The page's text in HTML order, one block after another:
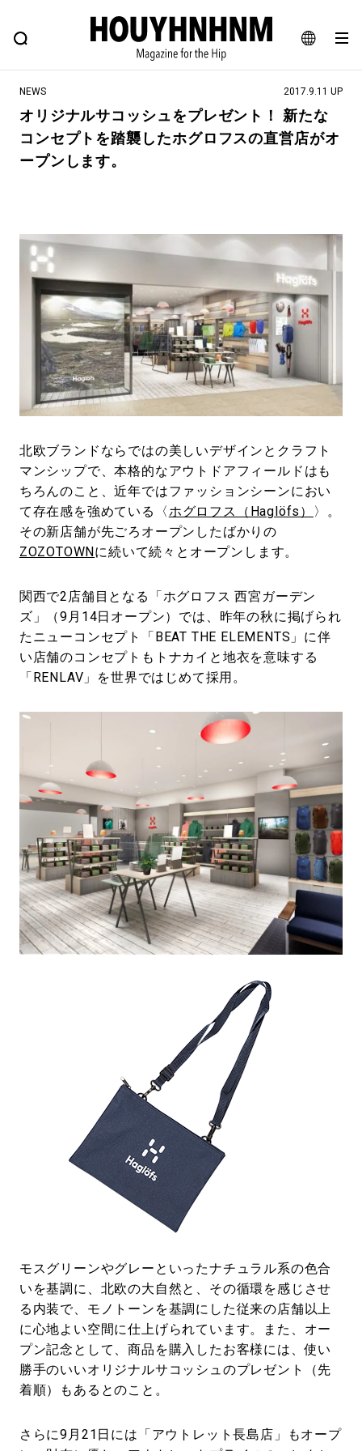
JA
EN
FEATURE BLOG SNAP
ヒップなファッション、カルチャー、ライフスタイルWEBマガジン
#注目のタグ
#NEW VINTAGE #マイナーグッド図鑑
#路地裏てぃーん。 #MONTHLY JOURNAL
#GH 銘品の所以 #フイナムのYouTube
#Commune H #FOCUS IT #AH.H
#ととけん #FASHION #MUSIC #MOVIE
#LIFESTYLE #SNEAKER #OUTDOOR
#SPORTS #HANDSOME HANDBOOK
NEWS 2017.9.11 UP
オリジナルサコッシュをプレゼント！ 新たな
コンセプトを踏襲したホグロフスの直営店がオ
ープンします。
北欧ブランドならではの美しいデザインとクラフト
マンシップで、本格的なアウトドアフィールドはも
ちろんのこと、近年ではファッションシーンにおい
て存在感を強めている〈ホグロフス（Haglöfs）
〉。
その新店舗が先ごろオープンしたばかりの
ZOZOTOWNに続いて続々とオープンします。
関西で2店舗目となる「ホグロフス 西宮ガーデン
ズ」（9月14日オープン）では、昨年の秋に掲げられ
たニューコンセプト「BEAT THE ELEMENTS」に伴
い店舗のコンセプトもトナカイと地衣を意味する
「RENLAV」を世界ではじめて採用。
モスグリーンやグレーといったナチュラル系の色合
いを基調に、北欧の大自然と、その循環を感じさせ
る内装で、モノトーンを基調にした従来の店舗以上
に心地よい空間に仕上げられています。また、オー
プン記念として、商品を購入したお客様には、使い
勝手のいいオリジナルサコッシュのプレゼント（先
着順）もあるとのこと。
さらに9月21日には「アウトレット長島店」もオープ